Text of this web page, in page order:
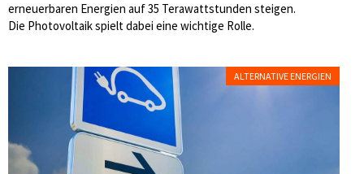
erneuerbaren Energien auf 35 Terawattstunden steigen.
Die Photovoltaik spielt dabei eine wichtige Rolle.
ALTERNATIVE ENERGIEN